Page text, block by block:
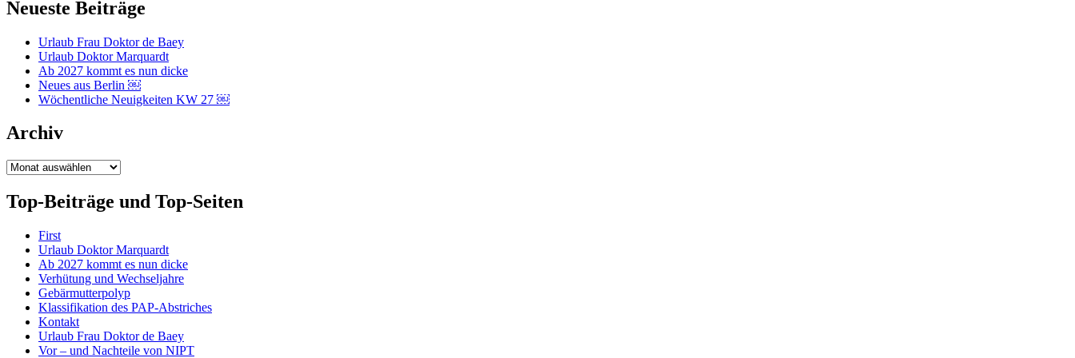
Neueste Beiträge
Urlaub Frau Doktor de Baey
Urlaub Doktor Marquardt
Ab 2027 kommt es nun dicke
Neues aus Berlin ￼
Wöchentliche Neuigkeiten KW 27 ￼
Archiv
Archiv
Top-Beiträge und Top-Seiten
First
Urlaub Doktor Marquardt
Ab 2027 kommt es nun dicke
Verhütung und Wechseljahre
Gebärmutterpolyp
Klassifikation des PAP-Abstriches
Kontakt
Urlaub Frau Doktor de Baey
Vor – und Nachteile von NIPT